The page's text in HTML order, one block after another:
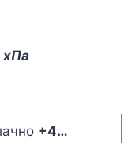
хПа
+4…